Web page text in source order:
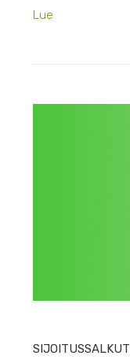
Lue
SIJOITUSSALKUT